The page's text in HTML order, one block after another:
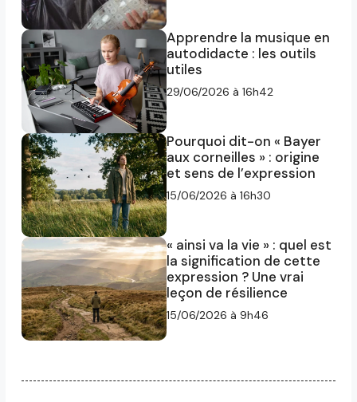
Apprendre la musique en
autodidacte : les outils
utiles
29/06/2026 à 16h42
Pourquoi dit-on « Bayer
aux corneilles » : origine
et sens de l’expression
15/06/2026 à 16h30
« ainsi va la vie » : quel est
la signification de cette
expression ? Une vrai
leçon de résilience
15/06/2026 à 9h46